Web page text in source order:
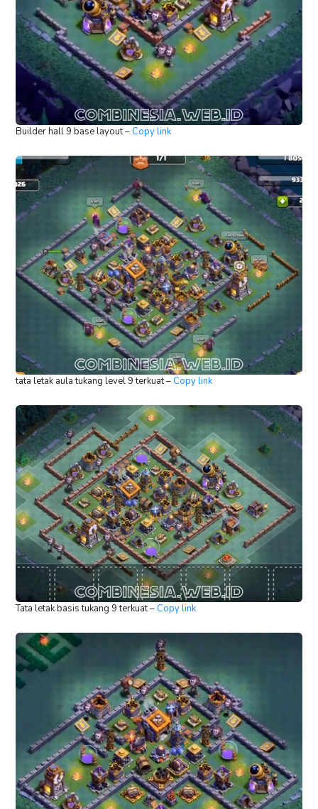
Builder hall 9 base layout – Copy link
tata letak aula tukang level 9 terkuat – Copy link
Tata letak basis tukang 9 terkuat – Copy link